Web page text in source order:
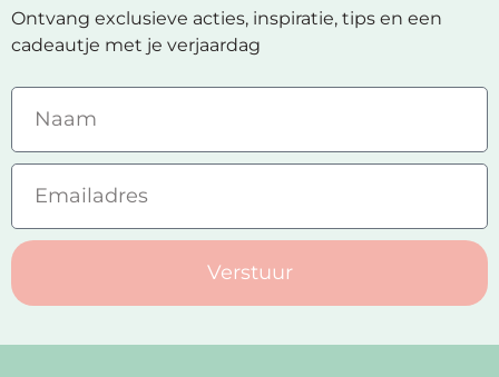
Ontvang exclusieve acties, inspiratie, tips en een
cadeautje met je verjaardag
Verstuur